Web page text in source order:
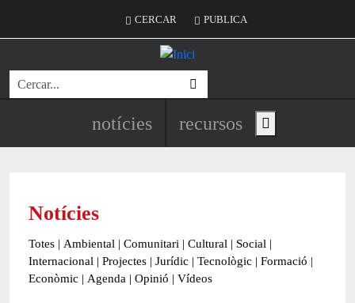
Menú del compte d'usuari
CERCAR PUBLICA
Cerca
Navegació principal de
notícies recursos Show main menu
Notícies
Totes | Ambiental | Comunitari | Cultural | Social |
Internacional | Projectes | Jurídic | Tecnològic | Formació |
Econòmic | Agenda | Opinió | Vídeos